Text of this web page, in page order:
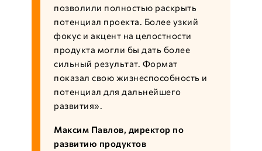
позволили полностью раскрыть
потенциал проекта. Более узкий
фокус и акцент на целостности
продукта могли бы дать более
сильный результат. Формат
показал свою жизнеспособность и
потенциал для дальнейшего
развития».
Максим Павлов, директор по
развитию продуктов